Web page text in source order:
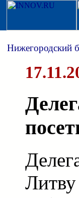
Нижегородский